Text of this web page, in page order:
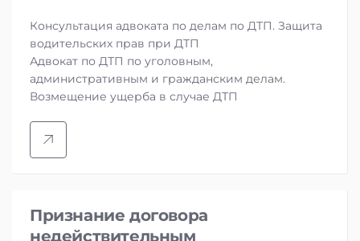
Консультация адвоката по делам по ДТП. Защита
водительских прав при ДТП
Адвокат по ДТП по уголовным,
административным и гражданским делам.
Возмещение ущерба в случае ДТП
Признание договора
недействительным